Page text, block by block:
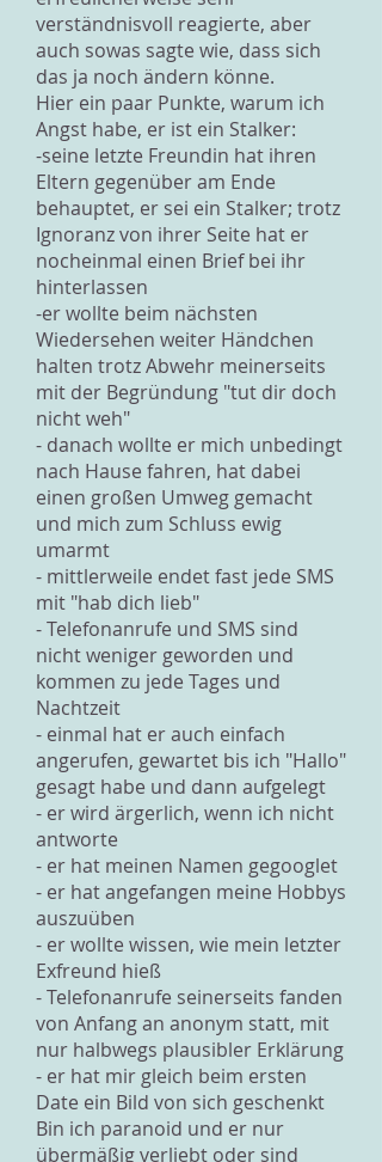
verständnisvoll reagierte, aber
auch sowas sagte wie, dass sich
das ja noch ändern könne.
Hier ein paar Punkte, warum ich
Angst habe, er ist ein Stalker:
-seine letzte Freundin hat ihren
Eltern gegenüber am Ende
behauptet, er sei ein Stalker; trotz
Ignoranz von ihrer Seite hat er
nocheinmal einen Brief bei ihr
hinterlassen
-er wollte beim nächsten
Wiedersehen weiter Händchen
halten trotz Abwehr meinerseits
mit der Begründung "tut dir doch
nicht weh"
- danach wollte er mich unbedingt
nach Hause fahren, hat dabei
einen großen Umweg gemacht
und mich zum Schluss ewig
umarmt
- mittlerweile endet fast jede SMS
mit "hab dich lieb"
- Telefonanrufe und SMS sind
nicht weniger geworden und
kommen zu jede Tages und
Nachtzeit
- einmal hat er auch einfach
angerufen, gewartet bis ich "Hallo"
gesagt habe und dann aufgelegt
- er wird ärgerlich, wenn ich nicht
antworte
- er hat meinen Namen gegooglet
- er hat angefangen meine Hobbys
auszuüben
- er wollte wissen, wie mein letzter
Exfreund hieß
- Telefonanrufe seinerseits fanden
von Anfang an anonym statt, mit
nur halbwegs plausibler Erklärung
- er hat mir gleich beim ersten
Date ein Bild von sich geschenkt
Bin ich paranoid und er nur
übermäßig verliebt oder sind